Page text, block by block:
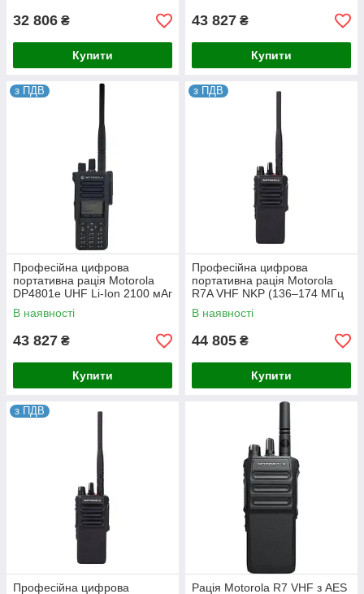
32 806 ₴
Купити
43 827 ₴
Купити
з ПДВ
Професійна цифрова
портативна рація Motorola
DP4801e UHF Li-Ion 2100 мАг
В наявності
43 827 ₴
Купити
з ПДВ
Професійна цифрова
портативна рація Motorola
R7A VHF NKP (136–174 МГц
AES-256)
В наявності
44 805 ₴
Купити
з ПДВ
Професійна цифрова Рація Motorola R7 VHF з AES